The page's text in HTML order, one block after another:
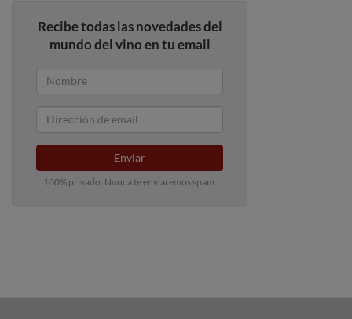
Recibe todas las novedades del
mundo del vino en tu email
Enviar
100% privado. Nunca te enviaremos spam.